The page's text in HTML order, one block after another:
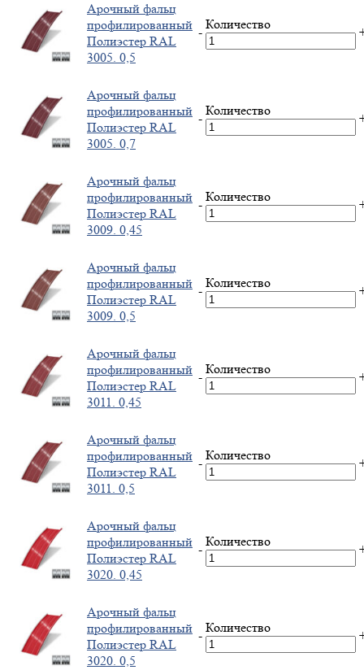
Арочный фальц
профилированный
Полиэстер RAL
3005. 0,5
-
Количество
Арочный фальц
профилированный
Полиэстер RAL
3005. 0,7
-
Количество
Арочный фальц
профилированный
Полиэстер RAL
3009. 0,45
-
Количество
Арочный фальц
профилированный
Полиэстер RAL
3009. 0,5
-
Количество
Арочный фальц
профилированный
Полиэстер RAL
3011. 0,45
-
Количество
Арочный фальц
профилированный
Полиэстер RAL
3011. 0,5
-
Количество
Арочный фальц
профилированный
Полиэстер RAL
3020. 0,45
-
Количество
Арочный фальц
профилированный
Полиэстер RAL
3020. 0,5
-
Количество